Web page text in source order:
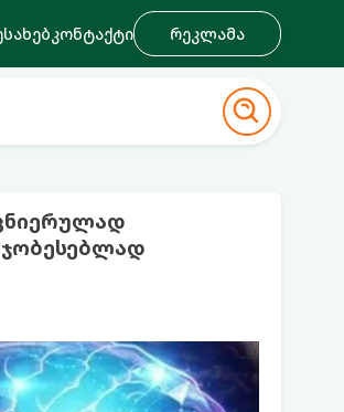
კონტაქტი რეკლამა